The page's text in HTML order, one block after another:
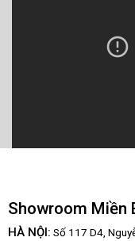
Showroom Miền
HÀ NỘI: Số 117 D4,